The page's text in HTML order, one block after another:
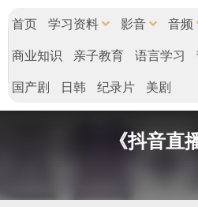
首页 学习资料 影音 音频
商业知识
亲子教育 语言学习
国产剧
日韩 纪录片 美剧
《抖音